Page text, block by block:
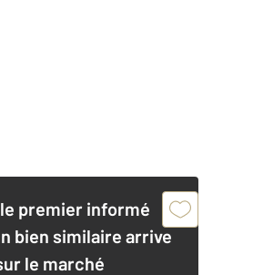
premier informé
bien similaire arrive
le marché